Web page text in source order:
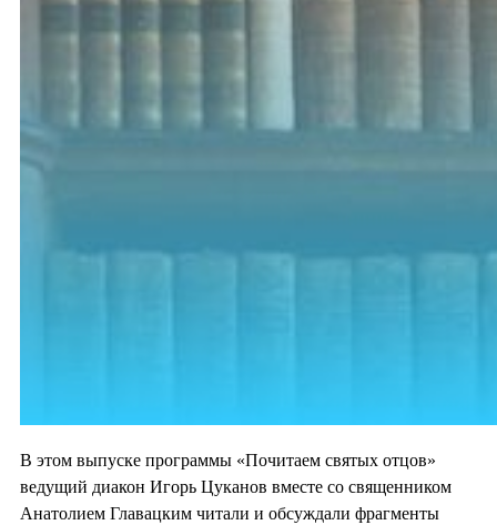
В этом выпуске программы «Почитаем святых отцов»
ведущий диакон Игорь Цуканов вместе со священником
Анатолием Главацким читали и обсуждали фрагменты